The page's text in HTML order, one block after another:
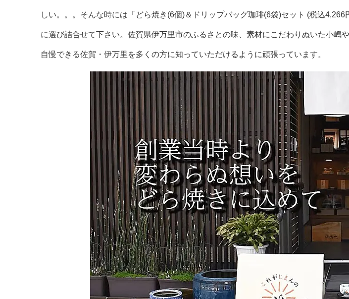
しい。。。そんな時には「どら焼き(6個)＆ドリップバッグ珈琲(6袋)セット (税込
に選び詰合せて下さい。佐賀県伊万里市のふるさとの味、素材にこだわりぬいた小嶋
自慢できる佐賀・伊万里を多くの方に知っていただけるように頑張っています。